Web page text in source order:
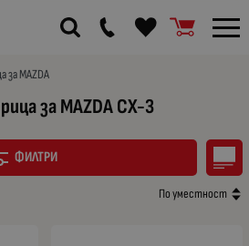
за MAZDA
за MAZDA CX-3
ФИЛТРИ
По уместност